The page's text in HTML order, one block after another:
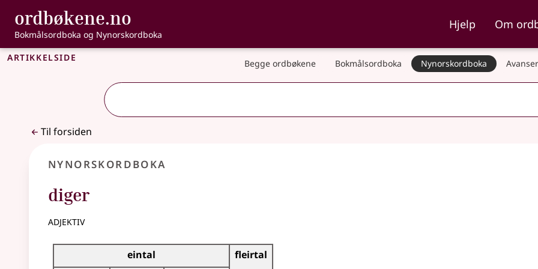
Gå til hovedinnhold
Tilgjengelighet
ordbøkene.no , Bokmålsordboka og Nynorskordboka
Bokmålsordboka og Nynorskordboka
Hjelp Om
Artikkelside Begge ordbøkene Bokmålsordboka Nynorskordboka
Til forsiden
Nynorskordboka
diger
adjektiv
Bøyningstabell for dette adjektivet
eintal fleirtal